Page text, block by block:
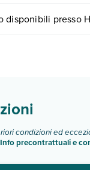
presso
condizioni ed
Info precontrattuali e